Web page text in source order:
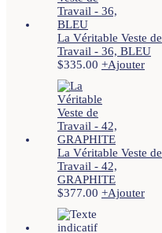
La Véritable Veste de
Travail - 36, BLEU
$335.00 +Ajouter
La Véritable Veste de
Travail - 42,
GRAPHITE
$377.00 +Ajouter